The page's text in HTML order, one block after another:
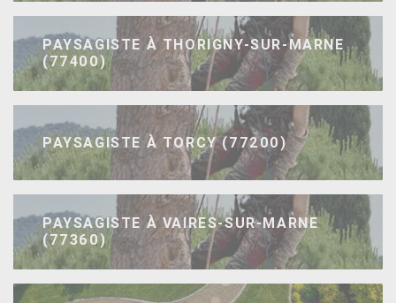
PAYSAGISTE À THORIGNY-SUR-MARNE
(77400)
PAYSAGISTE À TORCY (77200)
PAYSAGISTE À VAIRES-SUR-MARNE
(77360)